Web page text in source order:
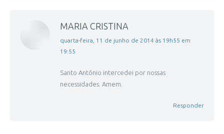
MARIA CRISTINA
disse:
quarta-feira, 11 de junho de 2014 às 19h55 em
19:55
Santo Antônio intercedei por nossas
necessidades. Amem.
Responder